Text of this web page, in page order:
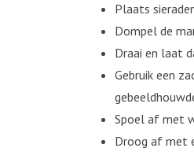
Plaats
Dompel de
Draai en laat
Gebruik een
Spoel af met
Droog af met